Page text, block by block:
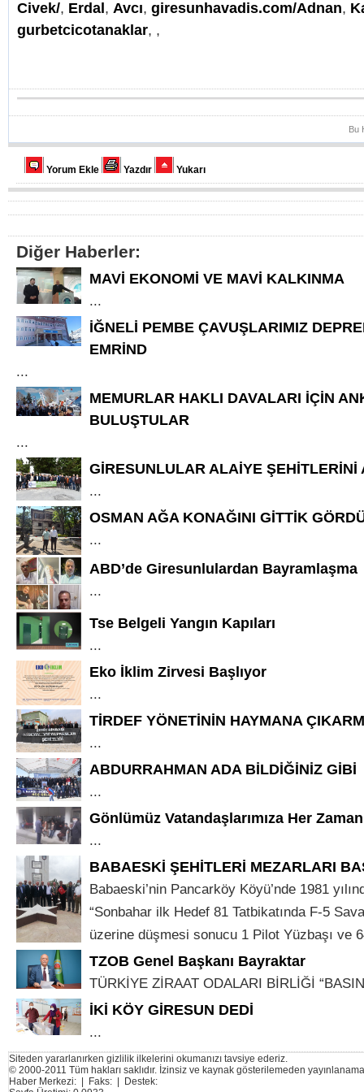
Civek/, Erdal, Avcı, giresunhavadis.com/Adnan,
gurbetcicotanaklar, ,
Bu
Yorum Ekle Yazdır Yukarı
Diğer Haberler:
MAVİ EKONOMİ VE MAVİ KALKINMA
...
İĞNELİ PEMBE ÇAVUŞLARIMIZ
EMRİND
...
MEMURLAR HAKLI DAVALARI İÇİN
BULUŞTULAR
...
GİRESUNLULAR ALAİYE ŞEHİTLERİNİ
...
OSMAN AĞA KONAĞINI GİTTİK
...
ABD’de Giresunlulardan Bayramlaşma
...
Tse Belgeli Yangın Kapıları
...
Eko İklim Zirvesi Başlıyor
...
TİRDEF YÖNETİNİN HAYMANA
...
ABDURRAHMAN ADA BİLDİĞİNİZ GİBİ
...
Gönlümüz Vatandaşlarımıza Her
...
BABAESKİ ŞEHİTLERİ MEZARLARI
Babaeski’nin Pancarköy Köyü’nde 1981
“Sonbahar ilk Hedef 81 Tatbikatında F-5
üzerine düşmesi sonucu 1 Pilot Yüzbaşı ve
TZOB Genel Başkanı Bayraktar
TÜRKİYE ZİRAAT ODALARI BİRLİĞİ
İKİ KÖY GİRESUN DEDİ
...
Siteden yararlanırken gizlilik ilkelerini okumanızı tavsiye ederiz.
© 2000-2011 Tüm hakları saklıdır. İzinsiz ve kaynak gösterilemeden
Haber Merkezi: | Faks: | Destek: